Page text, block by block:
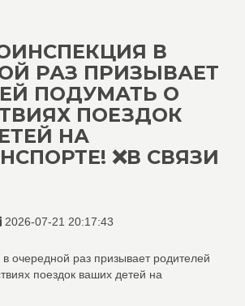
В
РАЗ ПРИЗЫВАЕТ
ПОДУМАТЬ О
ПОЕЗДОК
НА
❌В СВЯЗИ
2026-07-21 20:17:43
в очередной раз призывает родителей
поездок ваших детей на